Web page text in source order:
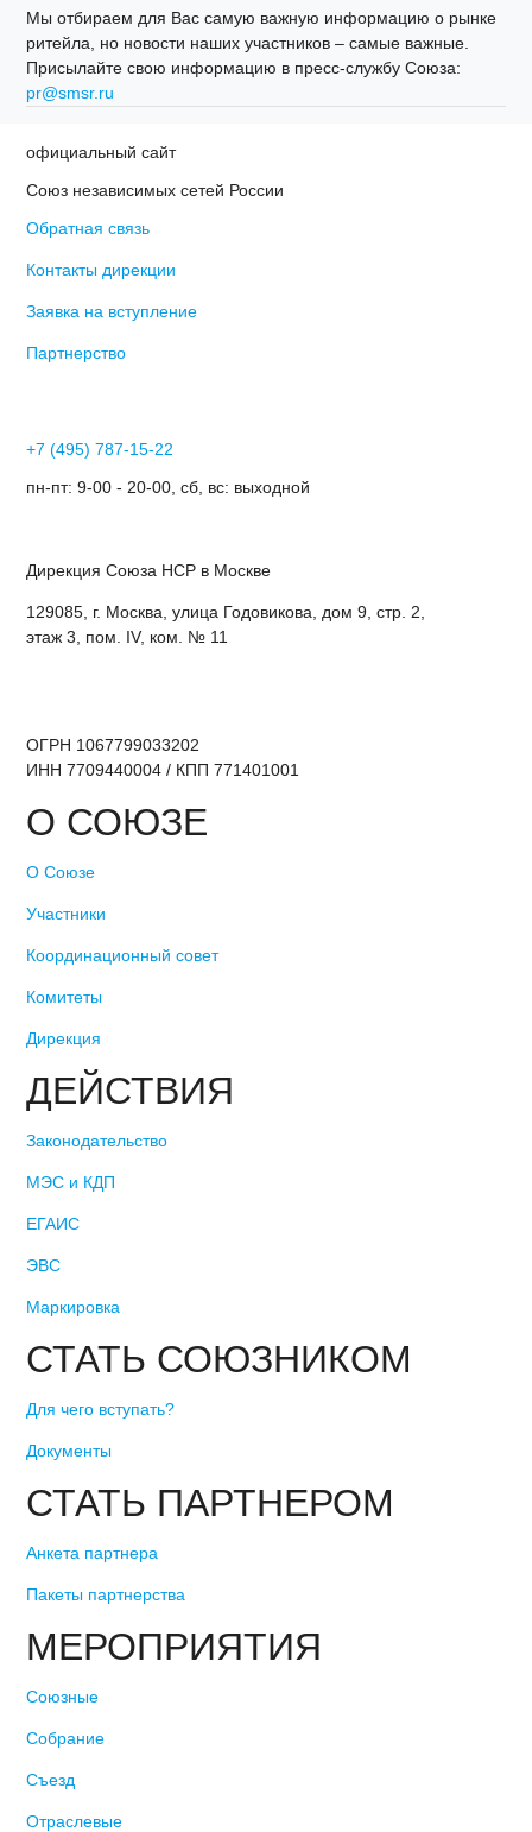
Мы отбираем для Вас самую важную информацию о рынке
ритейла, но новости наших участников – самые важные.
Присылайте свою информацию в пресс-службу Союза:
pr@smsr.ru
официальный сайт
Союз независимых сетей России
Обратная связь
Контакты дирекции
Заявка на вступление
Партнерство
+7 (495) 787-15-22
пн-пт: 9-00 - 20-00, сб, вс: выходной
Дирекция Cоюза НСР в Москве
129085, г. Москва, улица Годовикова, дом 9, стр. 2,
этаж 3, пом. IV, ком. № 11
ОГРН 1067799033202
ИНН 7709440004 / КПП 771401001
О СОЮЗЕ
О Союзе
Участники
Координационный совет
Комитеты
Дирекция
ДЕЙСТВИЯ
Законодательство
МЭС и КДП
ЕГАИС
ЭВС
Маркировка
СТАТЬ СОЮЗНИКОМ
Для чего вступать?
Документы
СТАТЬ ПАРТНЕРОМ
Анкета партнера
Пакеты партнерства
МЕРОПРИЯТИЯ
Союзные
Собрание
Съезд
Отраслевые